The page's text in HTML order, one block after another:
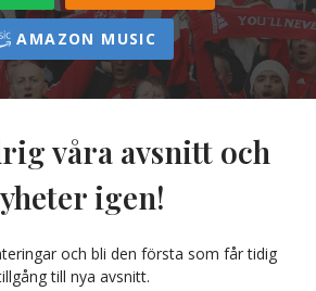
AMAZON MUSIC
våra avsnitt och
igen!
och bli den första som får tidig
till nya avsnitt.